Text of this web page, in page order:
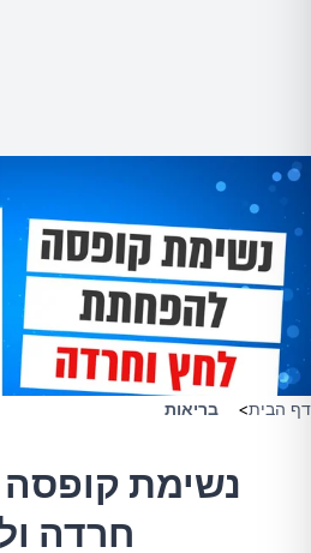
דף הבית> בריאות
נשימת
חרדה